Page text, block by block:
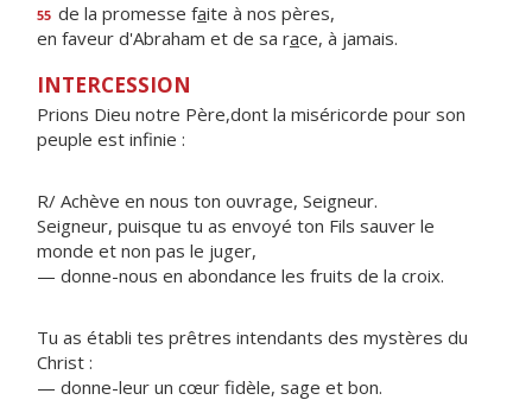
55 de la promesse faite à nos pères,
en faveur d'Abraham et de sa race, à jamais.
INTERCESSION
Prions Dieu notre Père,dont la miséricorde pour son
peuple est infinie :
R/ Achève en nous ton ouvrage, Seigneur.
Seigneur, puisque tu as envoyé ton Fils sauver le
monde et non pas le juger,
— donne-nous en abondance les fruits de la croix.
Tu as établi tes prêtres intendants des mystères du
Christ :
— donne-leur un cœur fidèle, sage et bon.